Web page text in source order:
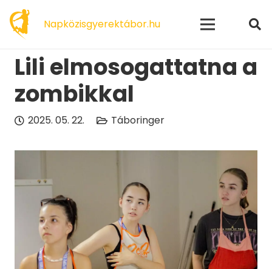
Napközisgyerektábor.hu
Lili elmosogattatna a
zombikkal
2025. 05. 22. Táboringer